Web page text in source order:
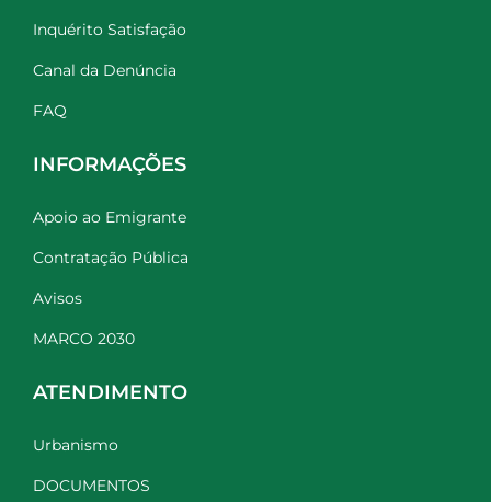
Inquérito Satisfação
Canal da Denúncia
FAQ
INFORMAÇÕES
Apoio ao Emigrante
Contratação Pública
Avisos
MARCO 2030
ATENDIMENTO
Urbanismo
DOCUMENTOS